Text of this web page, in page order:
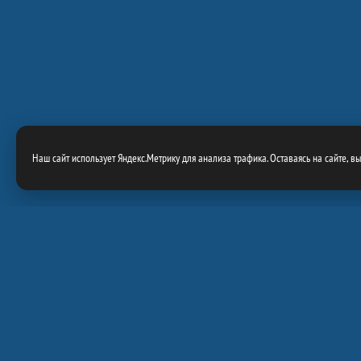
Наш сайт использует Яндекс.Метрику для анализа трафика. Оставаясь на сайте,